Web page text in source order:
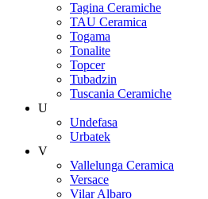
Tagina Ceramiche
TAU Ceramica
Togama
Tonalite
Topcer
Tubadzin
Tuscania Ceramiche
U
Undefasa
Urbatek
V
Vallelunga Ceramica
Versace
Vilar Albaro